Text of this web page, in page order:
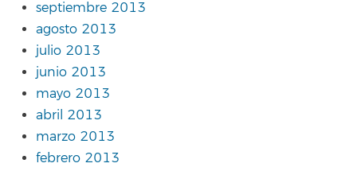
septiembre 2013
agosto 2013
julio 2013
junio 2013
mayo 2013
abril 2013
marzo 2013
febrero 2013